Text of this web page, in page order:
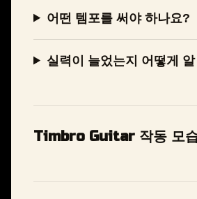
어떤 템포를 써야 하나요?
실력이 늘었는지 어떻게
Timbro Guitar 작동 모